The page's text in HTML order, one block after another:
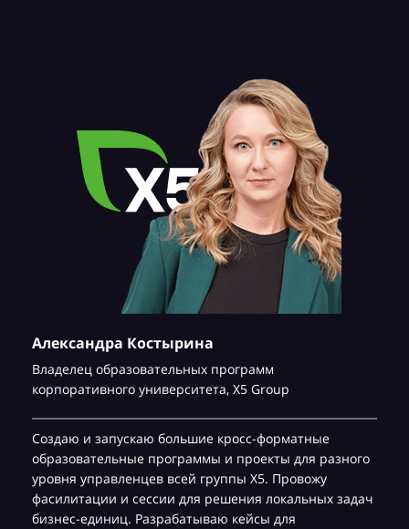
Александра Костырина
Владелец образовательных программ
корпоративного университета, Х5 Group
Создаю и запускаю большие кросс-форматные
образовательные программы и проекты для разного
уровня управленцев всей группы Х5. Провожу
фасилитации и сессии для решения локальных задач
бизнес-единиц. Разрабатываю кейсы для